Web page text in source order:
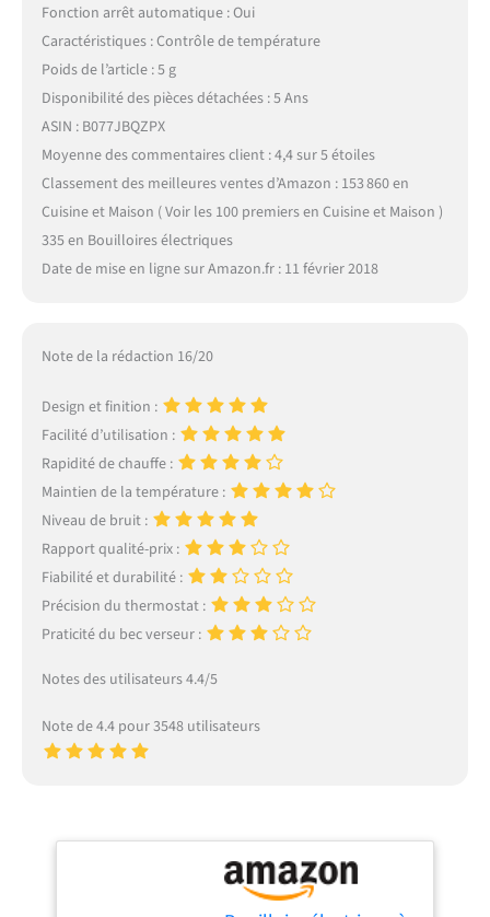
Fonction arrêt automatique : Oui
Caractéristiques : Contrôle de température
Poids de l’article : 5 g
Disponibilité des pièces détachées : 5 Ans
ASIN : B077JBQZPX
Moyenne des commentaires client : 4,4 sur 5 étoiles
Classement des meilleures ventes d’Amazon : 153 860 en
Cuisine et Maison ( Voir les 100 premiers en Cuisine et Maison )
335 en Bouilloires électriques
Date de mise en ligne sur Amazon.fr : 11 février 2018
Note de la rédaction 16/20
Design et finition :
Facilité d’utilisation :
Rapidité de chauffe :
Maintien de la température :
Niveau de bruit :
Rapport qualité-prix :
Fiabilité et durabilité :
Précision du thermostat :
Praticité du bec verseur :
Notes des utilisateurs 4.4/5
Note de 4.4 pour 3548 utilisateurs